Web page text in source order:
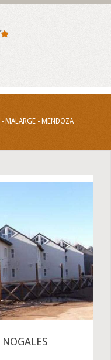
MALARGE - MENDOZA